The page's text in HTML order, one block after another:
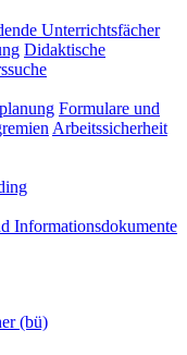
Unterrichtsfächer
Didaktische
Formulare und
Arbeitssicherheit
Informationsdokumente
(bü)